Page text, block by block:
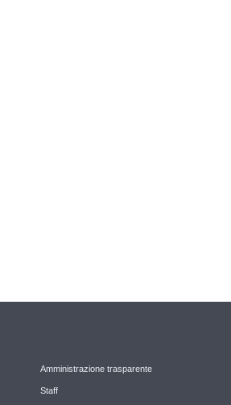
Amministrazione trasparente
Staff